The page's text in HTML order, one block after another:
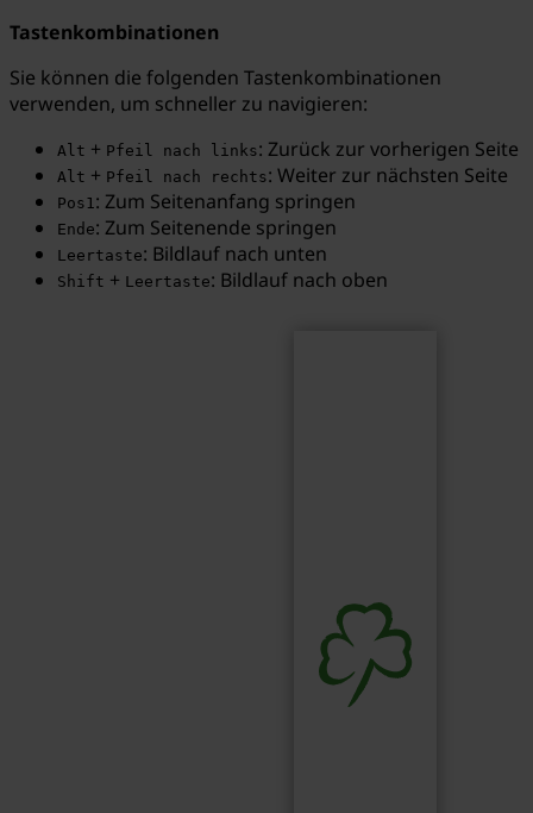
Tastenkombinationen
Sie können die folgenden Tastenkombinationen
verwenden, um schneller zu navigieren:
Alt + Pfeil nach links: Zurück zur vorherigen Seite
Alt + Pfeil nach rechts: Weiter zur nächsten Seite
Pos1: Zum Seitenanfang springen
Ende: Zum Seitenende springen
Leertaste: Bildlauf nach unten
Shift + Leertaste: Bildlauf nach oben
Suchbegriff...